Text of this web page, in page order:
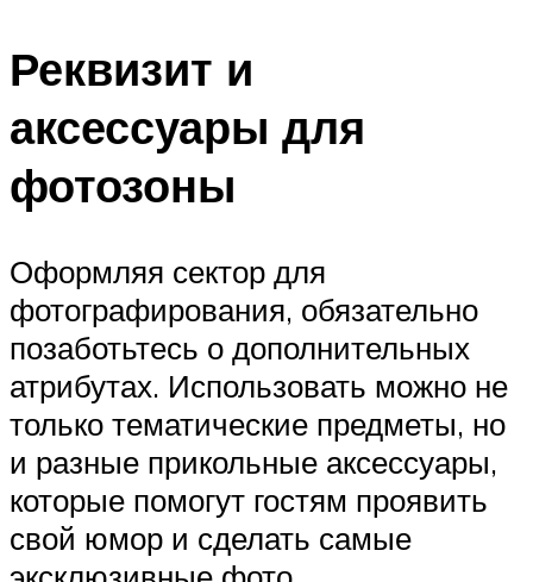
Реквизит и
аксессуары для
фотозоны
Оформляя сектор для
фотографирования, обязательно
позаботьтесь о дополнительных
атрибутах. Использовать можно не
только тематические предметы, но
и разные прикольные аксессуары,
которые помогут гостям проявить
свой юмор и сделать самые